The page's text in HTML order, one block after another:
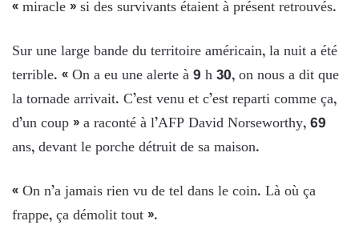
« miracle » si des survivants étaient à présent retrouvés.
Sur une large bande du territoire américain, la nuit a été
terrible. « On a eu une alerte à 9 h 30, on nous a dit que
la tornade arrivait. C’est venu et c’est reparti comme ça,
d’un coup » a raconté à l’AFP David Norseworthy, 69
ans, devant le porche détruit de sa maison.
« On n’a jamais rien vu de tel dans le coin. Là où ça
frappe, ça démolit tout ».